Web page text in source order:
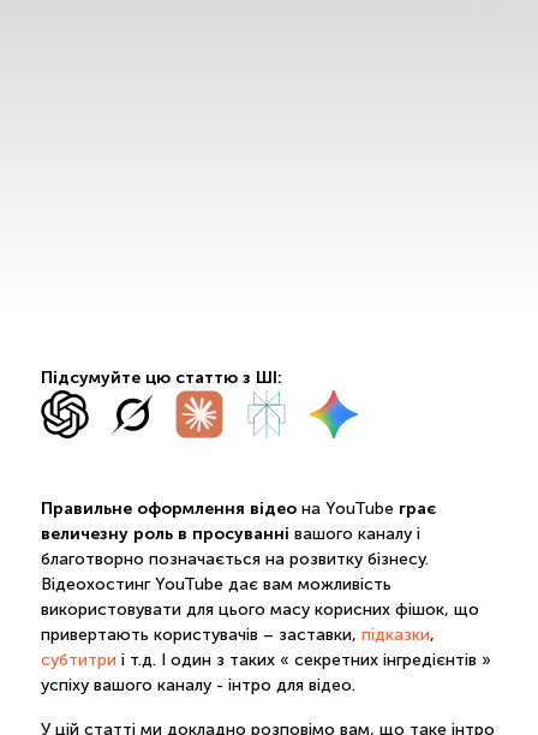
Підсумуйте цю статтю з ШІ:
Правильне оформлення відеона YouTube грає
величезну роль в просуванні вашого каналу і
благотворно позначається на розвитку бізнесу.
Відеохостинг YouTube дає вам можливість
використовувати для цього масу корисних фішок, що
привертають користувачів – заставки, підказки,
субтитри і т.д. І один з таких « секретних інгредієнтів »
успіху вашого каналу - інтро для відео.
У цій статті ми докладно розповімо вам, що таке інтро